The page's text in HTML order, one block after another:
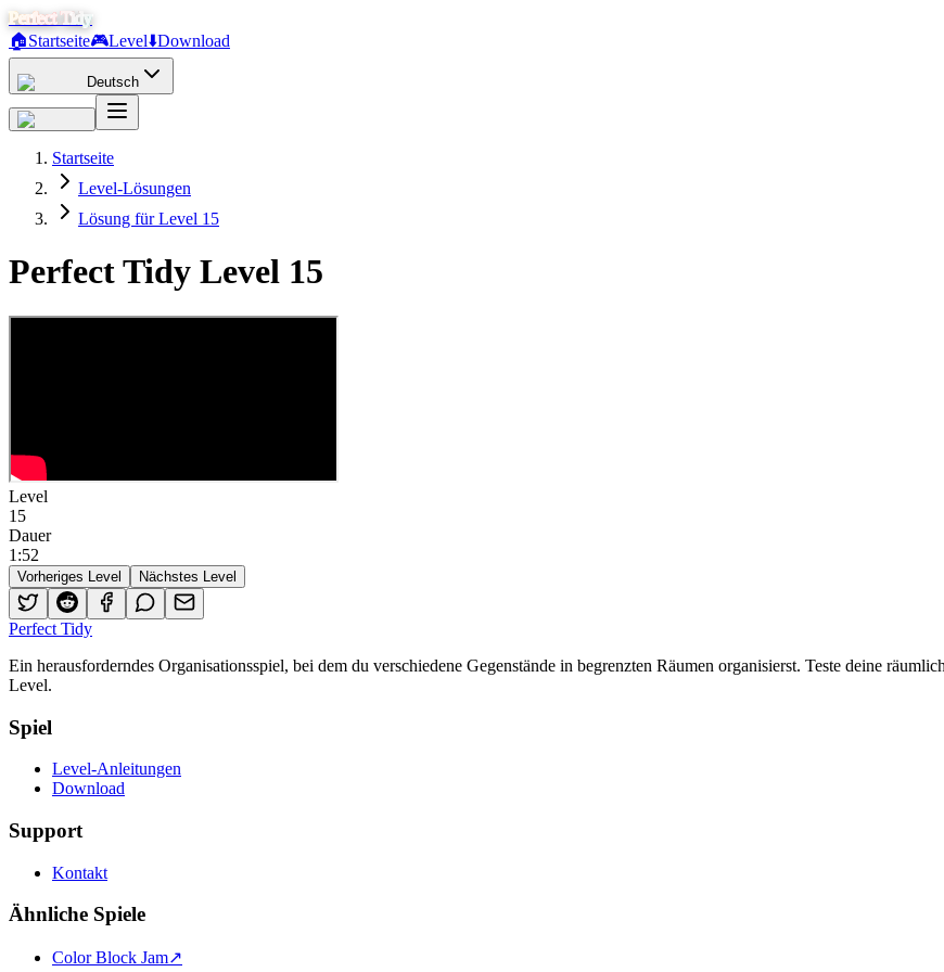
Perfect Tidy
🏠Startseite🎮Level⬇️Download
Deutsch
Startseite
Level-Lösungen
Lösung für Level 15
Perfect Tidy Level 15
Level
15
Dauer
1 :52
Vorheriges Level Nächstes Level
Perfect Tidy
Ein herausforderndes Organisationsspiel, bei dem du verschiedene Gegenstände in begrenzten Räumen organisierst. Teste deine
Level.
Spiel
Level-Anleitungen
Download
Support
Kontakt
Ähnliche Spiele
Color Block Jam↗️